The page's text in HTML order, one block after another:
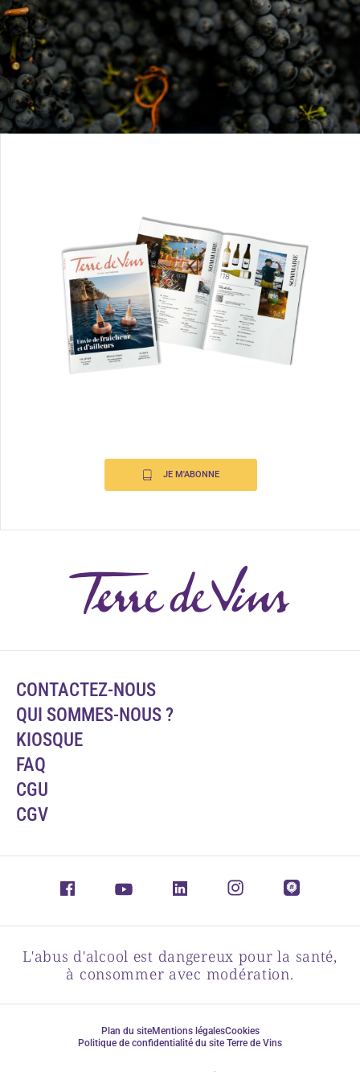
JE M'ABONNE
CONTACTEZ-NOUS
QUI SOMMES-NOUS ?
KIOSQUE
FAQ
CGU
CGV
L'abus d'alcool est dangereux pour la santé,
à consommer avec modération.
Plan du siteMentions légalesCookies
Politique de confidentialité du site Terre de Vins